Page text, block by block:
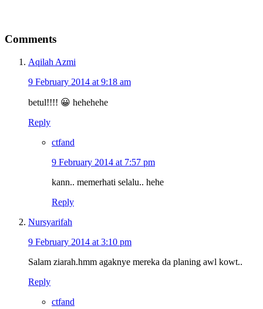
Comments
Aqilah Azmi
9 February 2014 at 9:18 am
betul!!!! 😀 hehehehe
Reply
ctfand
9 February 2014 at 7:57 pm
kann.. memerhati selalu.. hehe
Reply
Nursyarifah
9 February 2014 at 3:10 pm
Salam ziarah.hmm agaknye mereka da planing awl kowt..
Reply
ctfand